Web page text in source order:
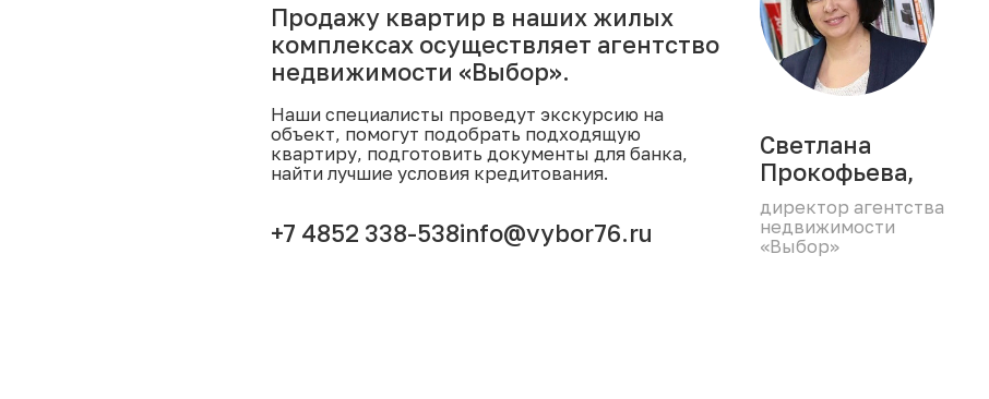
Продажу квартир в наших жилых
комплексах осуществляет агентство
недвижимости «Выбор».
Наши специалисты проведут экскурсию на
объект, помогут подобрать подходящую
квартиру, подготовить документы для банка,
найти лучшие условия кредитования.
+7 4852 338-538info@vybor76.ru
Светлана
Прокофьева,
директор агентства
недвижимости
«Выбор»